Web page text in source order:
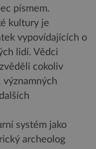
písmem.
kultury je
vypovídajících o
lidí. Vědci
cokoliv
významných
systém jako
archeolog